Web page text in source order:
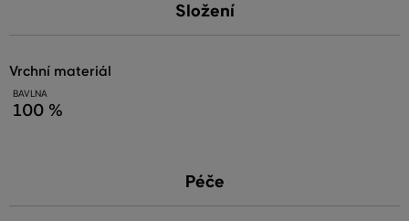
Složení
vrchní materiál
BAVLNA
100 %
Péče